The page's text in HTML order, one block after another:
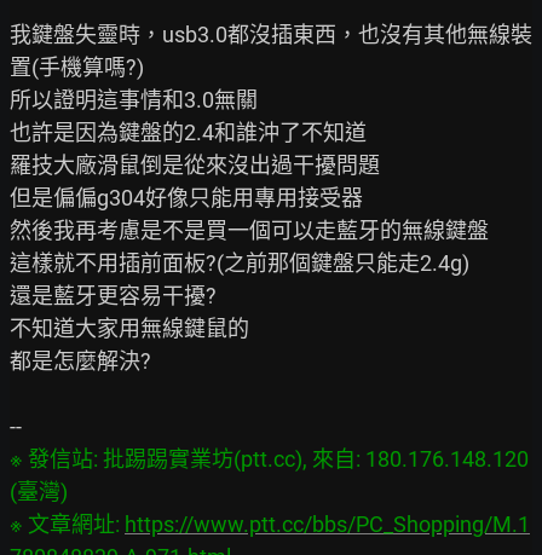
我鍵盤失靈時，usb3.0都沒插東西，也沒有其他無線裝
置(手機算嗎?)
所以證明這事情和3.0無關
也許是因為鍵盤的2.4和誰沖了不知道
羅技大廠滑鼠倒是從來沒出過干擾問題
但是偏偏g304好像只能用專用接受器
然後我再考慮是不是買一個可以走藍牙的無線鍵盤
這樣就不用插前面板?(之前那個鍵盤只能走2.4g)
還是藍牙更容易干擾?
不知道大家用無線鍵鼠的
都是怎麼解決?
※ 發信站: 批踢踢實業坊(ptt.cc), 來自: 180.176.148.120
(臺灣)
※ 文章網址: https://www.ptt.cc/bbs/PC_Shopping/M.1